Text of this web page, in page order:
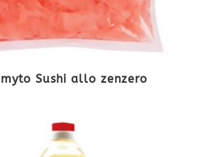
Sushi allo zenzero